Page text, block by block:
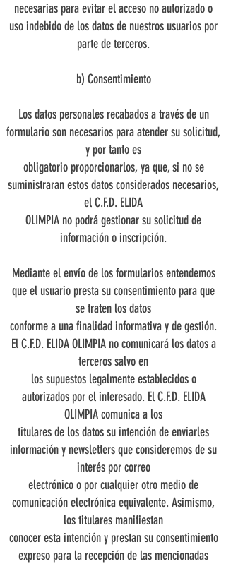
necesarias para evitar el acceso no autorizado o
uso indebido de los datos de nuestros usuarios por
parte de terceros.
b) Consentimiento
Los datos personales recabados a través de un
formulario son necesarios para atender su solicitud,
y por tanto es
obligatorio proporcionarlos, ya que, si no se
suministraran estos datos considerados necesarios,
el C.F.D. ELIDA
OLIMPIA no podrá gestionar su solicitud de
información o inscripción.
Mediante el envío de los formularios entendemos
que el usuario presta su consentimiento para que
se traten los datos
conforme a una finalidad informativa y de gestión.
El C.F.D. ELIDA OLIMPIA no comunicará los datos a
terceros salvo en
los supuestos legalmente establecidos o
autorizados por el interesado. El C.F.D. ELIDA
OLIMPIA comunica a los
titulares de los datos su intención de enviarles
información y newsletters que consideremos de su
interés por correo
electrónico o por cualquier otro medio de
comunicación electrónica equivalente. Asimismo,
los titulares manifiestan
conocer esta intención y prestan su consentimiento
expreso para la recepción de las mencionadas